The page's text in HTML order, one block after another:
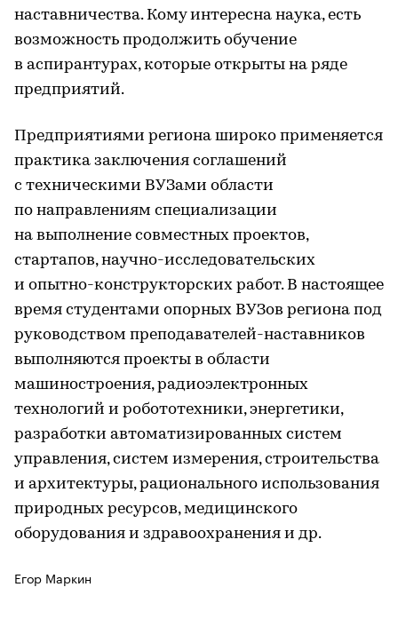
наставничества. Кому интересна наука, есть
возможность продолжить обучение
в аспирантурах, которые открыты на ряде
предприятий.
Предприятиями региона широко применяется
практика заключения соглашений
с техническими ВУЗами области
по направлениям специализации
на выполнение совместных проектов,
стартапов, научно-исследовательских
и опытно-конструкторских работ. В настоящее
время студентами опорных ВУЗов региона под
руководством преподавателей-наставников
выполняются проекты в области
машиностроения, радиоэлектронных
технологий и робототехники, энергетики,
разработки автоматизированных систем
управления, систем измерения, строительства
и архитектуры, рационального использования
природных ресурсов, медицинского
оборудования и здравоохранения и др.
Егор Маркин